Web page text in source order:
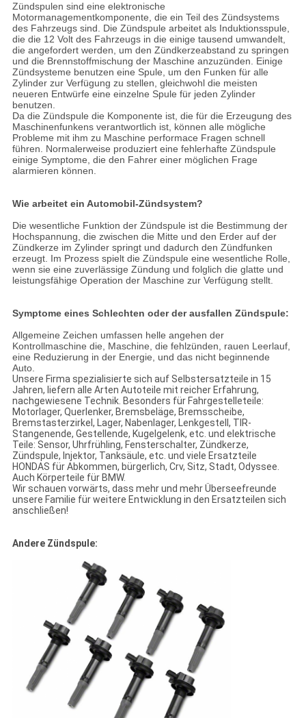
Zündspulen sind eine elektronische
Motormanagementkomponente, die ein Teil des Zündsystems
des Fahrzeugs sind. Die Zündspule arbeitet als Induktionsspule,
die die 12 Volt des Fahrzeugs in die einige tausend umwandelt,
die angefordert werden, um den Zündkerzeabstand zu springen
und die Brennstoffmischung der Maschine anzuzünden. Einige
Zündsysteme benutzen eine Spule, um den Funken für alle
Zylinder zur Verfügung zu stellen, gleichwohl die meisten
neueren Entwürfe eine einzelne Spule für jeden Zylinder
benutzen.
Da die Zündspule die Komponente ist, die für die Erzeugung des
Maschinenfunkens verantwortlich ist, können alle mögliche
Probleme mit ihm zu Maschine performace Fragen schnell
führen. Normalerweise produziert eine fehlerhafte Zündspule
einige Symptome, die den Fahrer einer möglichen Frage
alarmieren können.
Wie arbeitet ein Automobil-Zündsystem?
Die wesentliche Funktion der Zündspule ist die Bestimmung der
Hochspannung, die zwischen die Mitte und den Erder auf der
Zündkerze im Zylinder springt und dadurch den Zündfunken
erzeugt. Im Prozess spielt die Zündspule eine wesentliche Rolle,
wenn sie eine zuverlässige Zündung und folglich die glatte und
leistungsfähige Operation der Maschine zur Verfügung stellt.
Symptome eines Schlechten oder der ausfallen Zündspule:
Allgemeine Zeichen umfassen helle angehen der
Kontrollmaschine die, Maschine, die fehlzünden, rauen Leerlauf,
eine Reduzierung in der Energie, und das nicht beginnende
Auto.
Unsere Firma spezialisierte sich auf Selbstersatzteile in 15
Jahren, liefern alle Arten Autoteile mit reicher Erfahrung,
nachgewiesene Technik. Besonders für Fahrgestelleteile:
Motorlager, Querlenker, Bremsbeläge, Bremsscheibe,
Bremstasterzirkel, Lager, Nabenlager, Lenkgestell, TIR-
Stangenende, Gestellende, Kugelgelenk, etc. und elektrische
Teile: Sensor, Uhrfrühling, Fensterschalter, Zündkerze,
Zündspule, Injektor, Tanksäule, etc. und viele Ersatzteile
HONDAS für Abkommen, bürgerlich, Crv, Sitz, Stadt, Odyssee.
Auch Körperteile für BMW.
Wir schauen vorwärts, dass mehr und mehr Überseefreunde
unsere Familie für weitere Entwicklung in den Ersatzteilen sich
anschließen!
Andere Zündspule: